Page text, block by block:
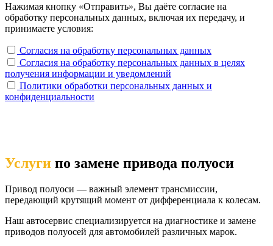
Нажимая кнопку «Отправить», Вы даёте согласие на
обработку персональных данных, включая их передачу, и
принимаете условия:
Согласия на обработку персональных данных
Согласия на обработку персональных данных в целях
получения информации и уведомлений
Политики обработки персональных данных и
конфиденциальности
Услуги по замене привода полуоси
Привод полуоси — важный элемент трансмиссии,
передающий крутящий момент от дифференциала к колесам.
Наш автосервис специализируется на диагностике и замене
приводов полуосей для автомобилей различных марок.